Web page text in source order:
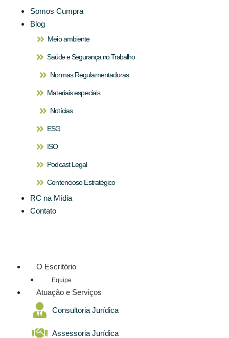
Somos Cumpra
Blog
Meio ambiente
Saúde e Segurança no Trabalho
Normas Regulamentadoras
Materiais especiais
Notícias
ESG
ISO
Podcast Legal
Contencioso Estratégico
RC na Mídia
Contato
O Escritório
Equipe
Atuação e Serviços
Consultoria Jurídica
Assessoria Jurídica